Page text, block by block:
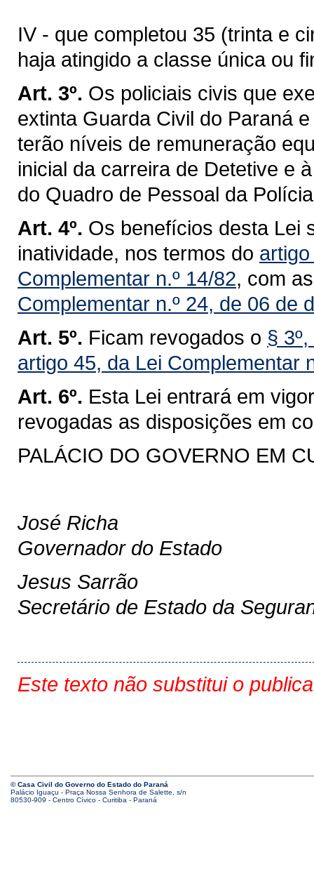
IV - que completou 35 (trinta e
haja atingido a classe única ou
Art. 3º. Os policiais civis que
extinta Guarda Civil do Paraná
terão níveis de remuneração
inicial da carreira de Detetive e
do Quadro de Pessoal da
Art. 4º. Os benefícios desta Lei
inatividade, nos termos do
Complementar n.º 14/82, com
Complementar n.º 24, de 06 de
Art. 5º. Ficam revogados o §
artigo 45, da Lei Complementar
Art. 6º. Esta Lei entrará em
revogadas as disposições em
PALÁCIO DO GOVERNO EM
José Richa
Governador do Estado
Jesus Sarrão
Secretário de Estado da
Este texto não substitui o
© Casa Civil do Governo do Estado do Paraná
Palácio Iguaçu - Praça Nossa Senhora de Salette, s/n
80530-909 - Centro Cívico - Curitiba - Paraná